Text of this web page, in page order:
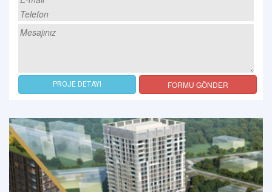
PROJE DETAYI FORMU GÖNDER